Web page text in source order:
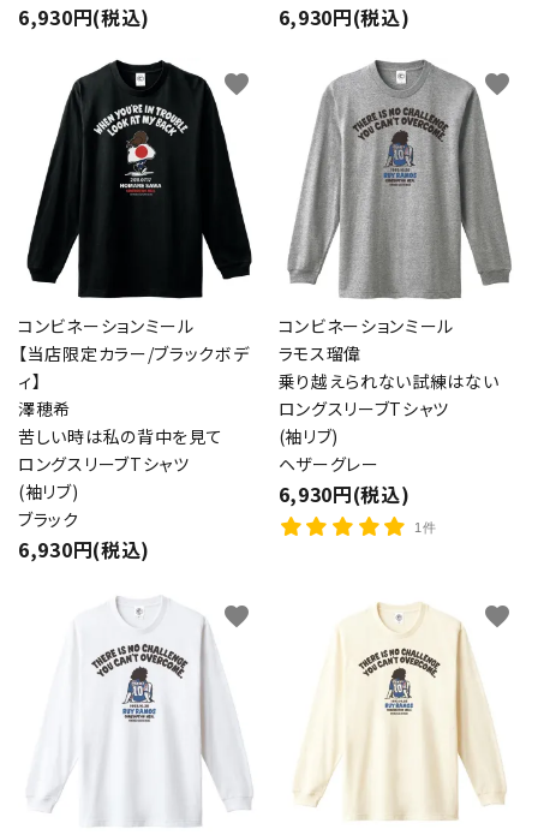
6,930円(税込) 6,930円(税込)
コンビネーションミール
【当店限定カラー/ブラックボデ
ィ】
澤穂希
苦しい時は私の背中を見て
ロングスリーブTシャツ
(袖リブ)
ブラック
6,930円(税込)
favorite
コンビネーションミール
ラモス瑠偉
乗り越えられない試練はない
ロングスリーブTシャツ
(袖リブ)
ヘザーグレー
6,930円(税込)
1件
favorite
favorite favorite